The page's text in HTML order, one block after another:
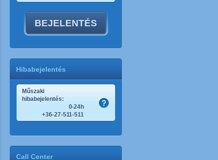
BEJELENTÉS
Hibabejelentés
Műszaki
hibabejelentés:
0-24h
+36-27-511-511
Call Center